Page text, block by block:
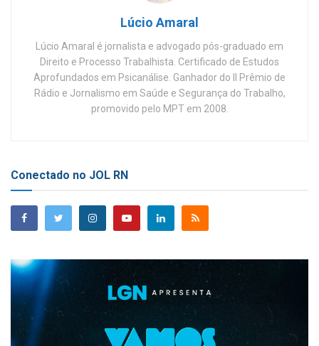
Lúcio Amaral
Lúcio Amaral é jornalista e advogado pós-graduado em
Direito e Processo Trabalhista. Certificado de Estudos
Aprofundados em Psicanálise. Ganhador do II Prêmio de
Rádio e Jornalismo em Saúde e Segurança do Trabalho,
promovido pelo MPT em 2008.
Conectado no JOL RN